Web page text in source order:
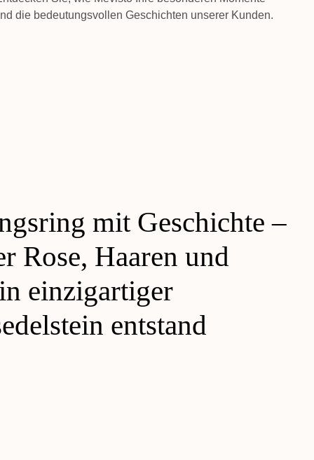
die bedeutungsvollen Geschichten unserer Kunden.
mit Geschichte –
Rose, Haaren und
einzigartiger
entstand